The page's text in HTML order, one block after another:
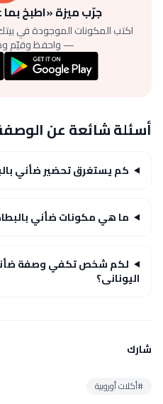
جرّب ميزة «اطبخ
اكتب المكونات الموجودة في
— واحفظ وقيّم
أسئلة شائعة عن
كم يستغرق تحضير ضأني
ما هي مكونات ضأني
لكم شخص تكفي وصفة
اليونانى؟
شارك
#أكلات أوروبية